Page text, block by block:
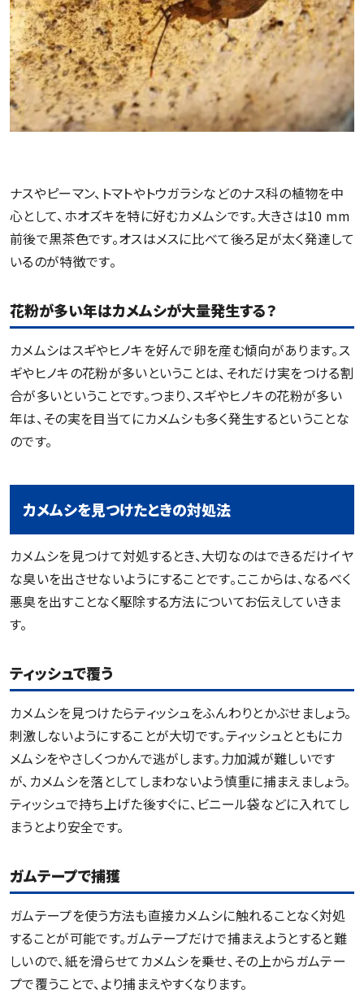
ナスやピーマン、トマトやトウガラシなどのナス科の植物を中
心として、ホオズキを特に好むカメムシです。大きさは10 mm
前後で黒茶色です。オスはメスに比べて後ろ足が太く発達して
いるのが特徴です。
花粉が多い年はカメムシが大量発生する？
カメムシはスギやヒノキを好んで卵を産む傾向があります。ス
ギやヒノキの花粉が多いということは、それだけ実をつける割
合が多いということです。つまり、スギやヒノキの花粉が多い
年は、その実を目当てにカメムシも多く発生するということな
のです。
カメムシを見つけたときの対処法
カメムシを見つけて対処するとき、大切なのはできるだけイヤ
な臭いを出させないようにすることです。ここからは、なるべく
悪臭を出すことなく駆除する方法についてお伝えしていきま
す。
ティッシュで覆う
カメムシを見つけたらティッシュをふんわりとかぶせましょう。
刺激しないようにすることが大切です。ティッシュとともにカ
メムシをやさしくつかんで逃がします。力加減が難しいです
が、カメムシを落としてしまわないよう慎重に捕まえましょう。
ティッシュで持ち上げた後すぐに、ビニール袋などに入れてし
まうとより安全です。
ガムテープで捕獲
ガムテープを使う方法も直接カメムシに触れることなく対処
することが可能です。ガムテープだけで捕まえようとすると難
しいので、紙を滑らせてカメムシを乗せ、その上からガムテー
プで覆うことで、より捕まえやすくなります。